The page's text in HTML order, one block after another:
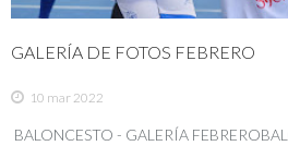
GALERÍA DE FOTOS FEBRERO
10 mar 2022
BALONCESTO - GALERÍA